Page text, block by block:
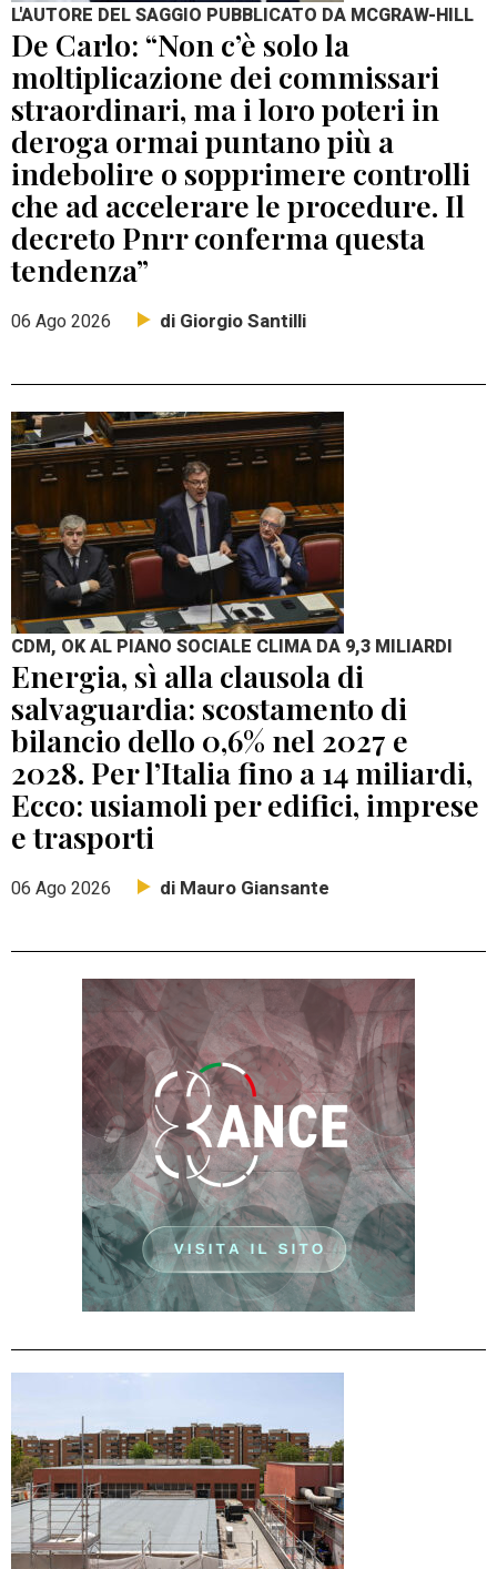
L'AUTORE DEL SAGGIO PUBBLICATO DA MCGRAW-HILL
De Carlo: “Non c’è solo la
moltiplicazione dei commissari
straordinari, ma i loro poteri in
deroga ormai puntano più a
indebolire o sopprimere controlli
che ad accelerare le procedure. Il
decreto Pnrr conferma questa
tendenza”
06 Ago 2026 di Giorgio Santilli
CDM, OK AL PIANO SOCIALE CLIMA DA 9,3 MILIARDI
Energia, sì alla clausola di
salvaguardia: scostamento di
bilancio dello 0,6% nel 2027 e
2028. Per l’Italia fino a 14 miliardi,
Ecco: usiamoli per edifici, imprese
e trasporti
06 Ago 2026 di Mauro Giansante